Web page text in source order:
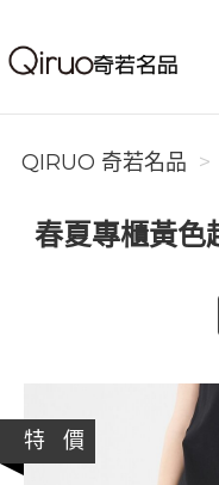
Qiruo 奇若名品
QIRUO 奇若名品
春夏專櫃黃色
特 價